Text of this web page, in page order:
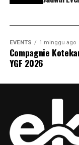
EVENTS 1 minggu ago
Compagnie
YGF 2026